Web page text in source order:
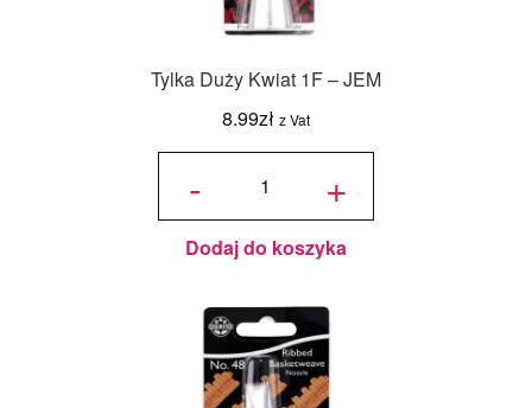
Tylka Duży Kwiat 1F – JEM
8.99zł z Vat
-
ilość
Kwiat
1F -
JEM +
Dodaj do koszyka